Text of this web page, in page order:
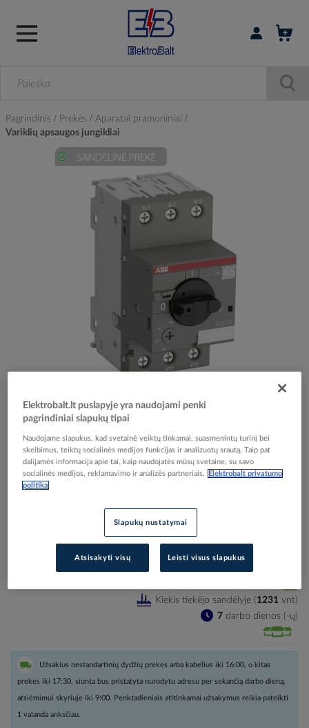
Prisijungti /
Pagrindinis Prekės
Aparatai pramoniniai
Variklių apsaugos jungikliai
the
the
images
gallery
Apsauga variklio 2.5-4.0A 1.5kW MS116-4.0 - ABB
Elektrobalt prekės kodas
EAN kodas
4013614320316
Gamintojo prekės kodas
Prisijunkite, norėdami pamatyti kainas
Įtraukti į palyginimą
7 darbo dienos (-ų)
Kiekis tiekėjo sandėlyje ( 1231 vnt)
Užsakius nestandartinių dydžių prekes arba kabelius iki 16:00, o kitas
prekes iki 17:30, siunta bus pristatyta nurodytu adresu per sekančią darbo dieną,
atsiėmimui skyriuje iki 9:00. Penktadieniais atitinkamai užsakymus reikia pateikti
1 valanda anksčiau.
Elektrobalt.lt puslapyje yra naudojami penki
pagrindiniai slapukų tipai
Naudojame slapukus, kad svetainė veiktų tinkamai, suasmenintų turinį bei
skelbimus, teiktų socialinės medijos funkcijas ir analizuotų srautą. Taip pat
dalijamės informacija apie tai, kaip naudojatės mūsų svetaine, su savo
socialinės medijos, reklamavimo ir analizės partneriais.
Elektrobalt privatumo
politika
Slapukų nustatymai
Atsisakyti visų Leisti visus slapukus